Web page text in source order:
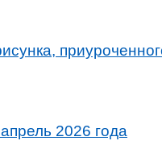
2026 года